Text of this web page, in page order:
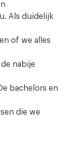
Als duidelijk
of we alles
nabije
bachelors en
die we